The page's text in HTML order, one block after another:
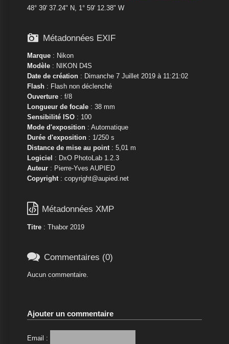
48° 39' 37.24" N, 1° 59' 12.38" W
 Métadonnées EXIF
Marque: Nikon
Modèle: NIKON D4S
Date de création: Dimanche 7 Juillet 2019 à 11:21:02
Flash: Flash non déclenché
Ouverture: f/8
Longueur de focale: 38 mm
Sensibilité ISO: 100
Mode d'exposition: Automatique
Durée d'exposition: 1/250 s
Distance de mise au point: 5,01 m
Logiciel : DxO PhotoLab 1.2.3
Auteur: Pierre-Yves AUPIED
Copyright: copyright@aupied.net
 Métadonnées XMP
Titre: Thabor 2019
 Commentaires (0)
Aucun commentaire.
Ajouter un commentaire
Email :